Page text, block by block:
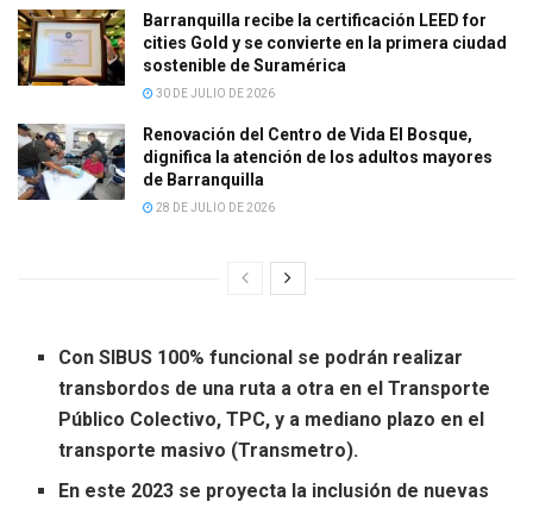
Barranquilla recibe la certificación LEED for
cities Gold y se convierte en la primera ciudad
sostenible de Suramérica
30 DE JULIO DE 2026
Renovación del Centro de Vida El Bosque,
dignifica la atención de los adultos mayores
de Barranquilla
28 DE JULIO DE 2026
Con SIBUS 100% funcional se podrán realizar
transbordos de una ruta a otra en el Transporte
Público Colectivo, TPC, y a mediano plazo en el
transporte masivo (Transmetro).
En este 2023 se proyecta la inclusión de nuevas